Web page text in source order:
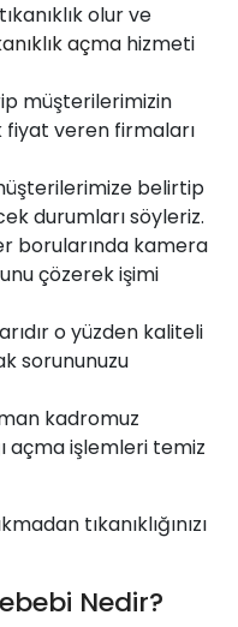
olur ve
açma hizmeti
müşterilerimizin
veren firmaları
belirtip
durumları söyleriz.
borularında kamera
çözerek işimi
o yüzden kaliteli
sorununuzu
kadromuz
açma işlemleri temiz
tıkanıklığınızı
Nedir?